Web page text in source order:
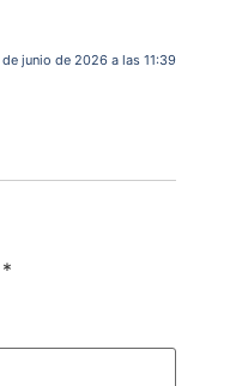
junio de 2026 a las 11:39
*